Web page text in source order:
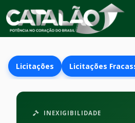
Licitações Licitações
INEXIGIBILIDADE